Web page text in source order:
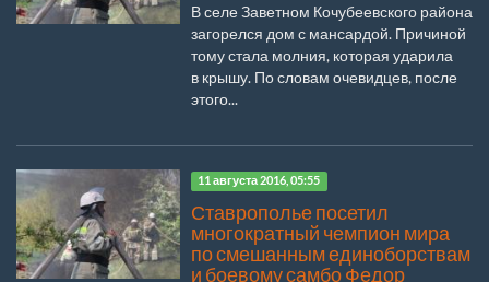
В селе Заветном Кочубеевского района
загорелся дом с мансардой. Причиной
тому стала молния, которая ударила
в крышу. По словам очевидцев, после
этого...
11 августа 2016, 05:55
Ставрополье посетил
многократный чемпион мира
по смешанным единоборствам
и боевому самбо Федор